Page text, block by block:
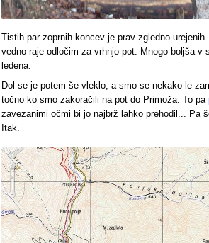
Tistih par zoprnih koncev je prav zgledno
vedno raje odločim za vrhnjo pot. Mnogo boljša v
ledena.
Dol se je potem še vleklo, a smo se nekako le
točno ko smo zakoračili na pot do Primoža. To pa
zavezanimi očmi bi jo najbrž lahko prehodil... Pa
Itak.